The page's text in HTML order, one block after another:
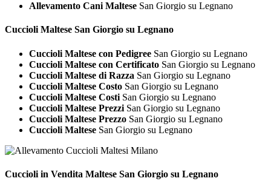
Allevamento Cani Maltese San Giorgio su Legnano
Cuccioli Maltese San Giorgio su Legnano
Cuccioli Maltese con Pedigree San Giorgio su Legnano
Cuccioli Maltese con Certificato San Giorgio su Legnano
Cuccioli Maltese di Razza San Giorgio su Legnano
Cuccioli Maltese Costo San Giorgio su Legnano
Cuccioli Maltese Costi San Giorgio su Legnano
Cuccioli Maltese Prezzi San Giorgio su Legnano
Cuccioli Maltese Prezzo San Giorgio su Legnano
Cuccioli Maltese San Giorgio su Legnano
Cuccioli in Vendita Maltese San Giorgio su Legnano